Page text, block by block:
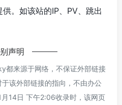
。如该站的IP、PV、跳出
声明
都来源于网络，不保证外部链接
该外部链接的指向，不由办公
14日 下午2:06收录时，该网页